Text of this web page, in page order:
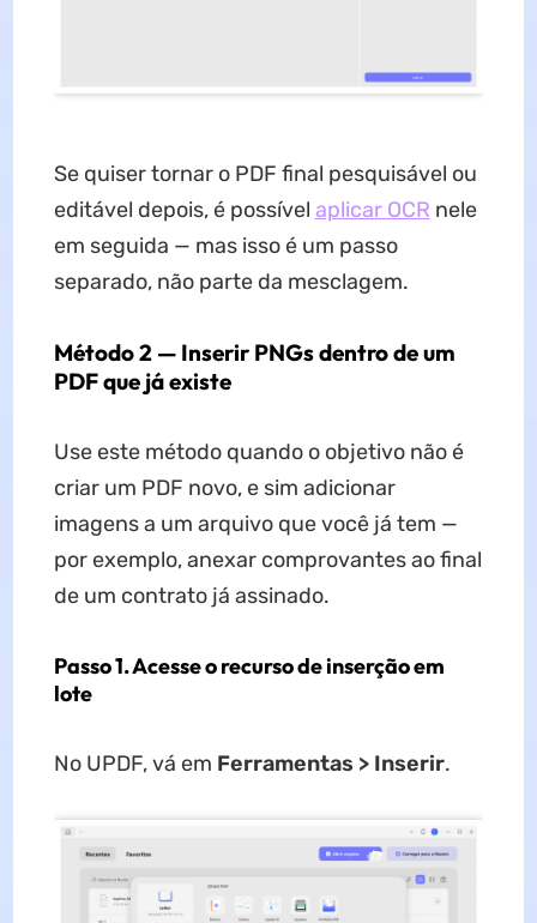
Se quiser tornar o PDF final pesquisável ou
editável depois, é possível aplicar OCR nele
em seguida — mas isso é um passo
separado, não parte da mesclagem.
Método 2 — Inserir PNGs dentro de um
PDF que já existe
Use este método quando o objetivo não é
criar um PDF novo, e sim adicionar
imagens a um arquivo que você já tem —
por exemplo, anexar comprovantes ao final
de um contrato já assinado.
Passo 1. Acesse o recurso de inserção em
lote
No UPDF, vá em Ferramentas > Inserir.